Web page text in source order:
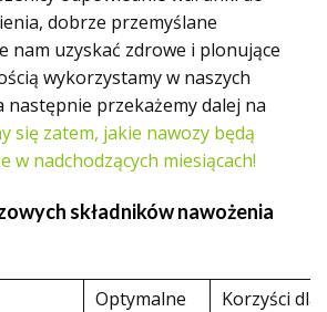
dobrze przemyślane
nam uzyskać zdrowe i plonujące
wykorzystamy w naszych
następnie przekażemy dalej na
się zatem, jakie nawozy będą
w nadchodzących miesiącach!
składników nawożenia
Optymalne
Korzyści dla